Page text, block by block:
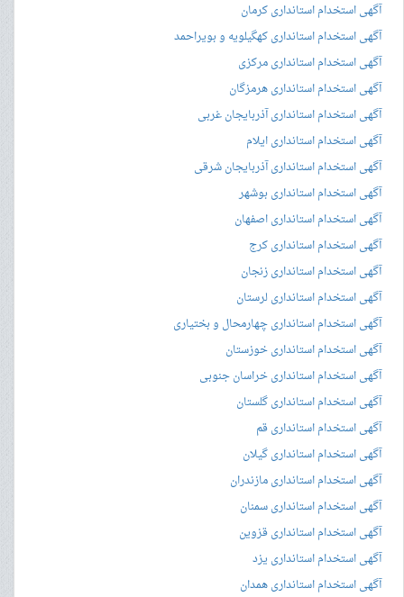
آگهی استخدام استانداری کرمان
آگهی استخدام استانداری کهگیلویه و بویراحمد
آگهی استخدام استانداری مرکزی
آگهی استخدام استانداری هرمزگان
آگهی استخدام استانداری آذربایجان غربی
آگهی استخدام استانداری ایلام
آگهی استخدام استانداری آذربایجان شرقی
آگهی استخدام استانداری بوشهر
آگهی استخدام استانداری اصفهان
آگهی استخدام استانداری کرج
آگهی استخدام استانداری زنجان
آگهی استخدام استانداری لرستان
آگهی استخدام استانداری چهارمحال و بختیاری
آگهی استخدام استانداری خوزستان
آگهی استخدام استانداری خراسان جنوبی
آگهی استخدام استانداری گلستان
آگهی استخدام استانداری قم
آگهی استخدام استانداری گیلان
آگهی استخدام استانداری مازندران
آگهی استخدام استانداری سمنان
آگهی استخدام استانداری قزوین
آگهی استخدام استانداری یزد
آگهی استخدام استانداری همدان